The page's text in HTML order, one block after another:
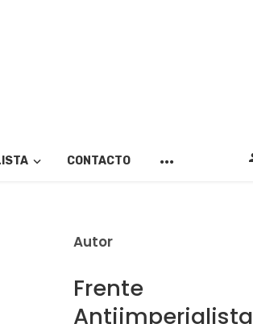
CONTACTO
Autor
Frente
Antiimperialista